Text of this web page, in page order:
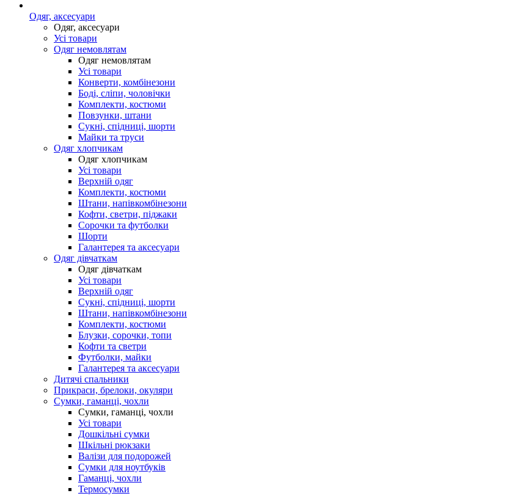
Одяг, аксесуари
Одяг, аксесуари
Усі товари
Одяг немовлятам
Одяг немовлятам
Усі товари
Конверти, комбінезони
Боді, сліпи, чоловічки
Комплекти, костюми
Повзунки, штани
Сукні, спідниці, шорти
Майки та труси
Одяг хлопчикам
Одяг хлопчикам
Усі товари
Верхній одяг
Комплекти, костюми
Штани, напівкомбінезони
Кофти, светри, піджаки
Сорочки та футболки
Шорти
Галантерея та аксесуари
Одяг дівчаткам
Одяг дівчаткам
Усі товари
Верхній одяг
Сукні, спідниці, шорти
Штани, напівкомбінезони
Комплекти, костюми
Блузки, сорочки, топи
Кофти та светри
Футболки, майки
Галантерея та аксесуари
Дитячі спальники
Прикраси, брелоки, окуляри
Сумки, гаманці, чохли
Сумки, гаманці, чохли
Усі товари
Дошкільні сумки
Шкільні рюкзаки
Валізи для подорожей
Сумки для ноутбуків
Гаманці, чохли
Термосумки